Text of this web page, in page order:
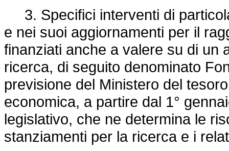
3. Specifici interventi di
e nei suoi aggiornamenti per il
finanziati anche a valere su di un
ricerca, di seguito denominato
previsione del Ministero del
economica, a partire dal 1°
legislativo, che ne determina le
stanziamenti per la ricerca e i